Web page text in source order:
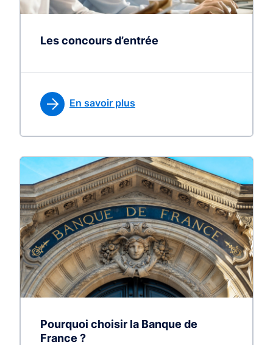
Les concours d’entrée
En savoir plus
Pourquoi choisir la Banque de
France ?